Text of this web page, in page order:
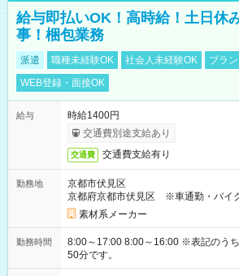
給与即払いOK！高時給！土日休
事！梱包業務
派遣 職種未経験OK 社会人未経験OK
ブラ
WEB登録・面接OK
給与
時給1400円
交通費別途支給あり
交通費 交通費支給有り
勤務地
京都市伏見区
京都府京都市伏見区 ※車通勤・バイ
素材系メーカー
勤務時間
8:00～17:00 8:00～16:00 ※表記のうち実働6時間50分から7時間
50分です。